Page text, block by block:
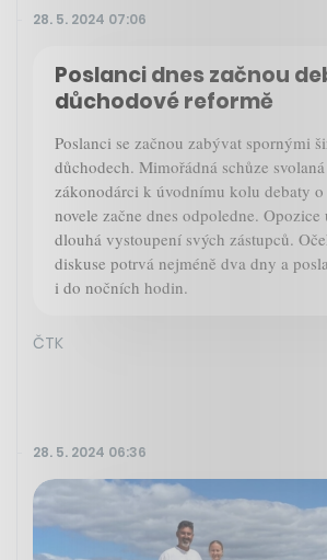
28. 5. 2024 07:06
Poslanci dnes začnou
důchodové reformě
Poslanci se začnou zabývat spornými
důchodech. Mimořádná schůze
zákonodárci k úvodnímu kolu debaty
novele začne dnes odpoledne. Opozice
dlouhá vystoupení svých zástupců.
diskuse potrvá nejméně dva dny a
i do nočních hodin.
ČTK
28. 5. 2024 06:36